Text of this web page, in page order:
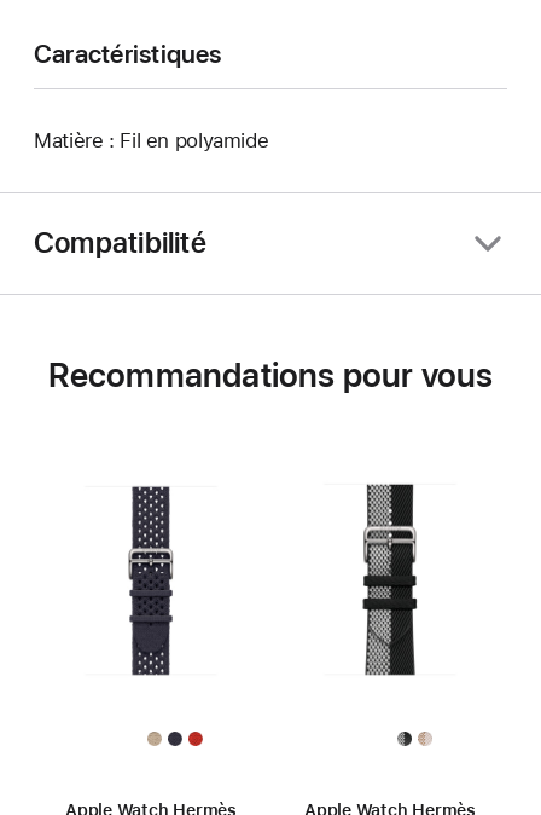
Caractéristiques
Matière : Fil en polyamide
Compatibilité
Recommandations pour vous
Apple Watch Hermès
Apple Watch Hermès